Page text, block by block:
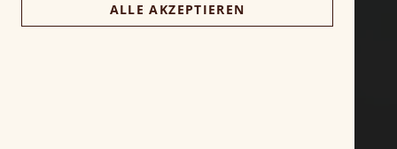
i
ALLE AKZEPTIEREN